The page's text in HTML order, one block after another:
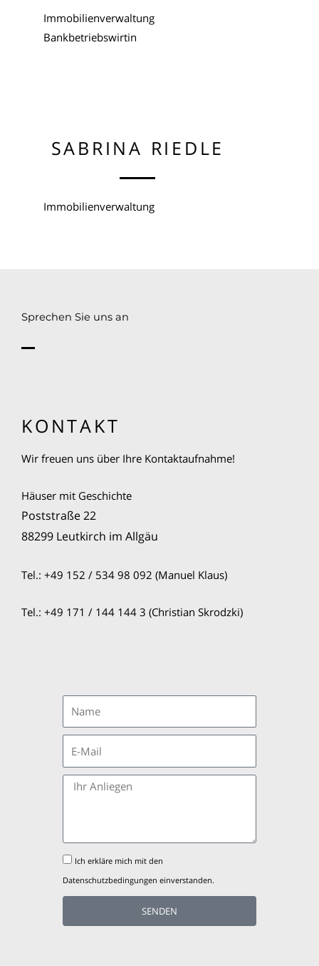
Immobilienverwaltung
Bankbetriebswirtin
SABRINA RIEDLE
Immobilienverwaltung
Sprechen Sie uns an
KONTAKT
Wir freuen uns über Ihre Kontaktaufnahme!
Häuser mit Geschichte
Poststraße 22
88299 Leutkirch im Allgäu
Tel.: +49 152 / 534 98 092 (Manuel Klaus)
Tel.: +49 171 / 144 144 3 (Christian Skrodzki)
Mail
Ihr
Datenschutz
Ich erkläre mich mit den
Datenschutzbedingungen einverstanden.
SENDEN